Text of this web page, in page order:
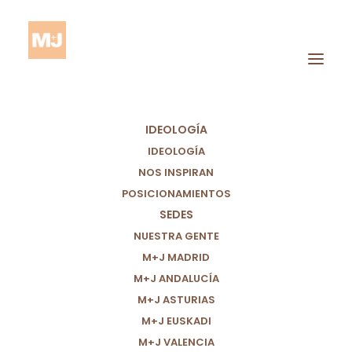
IDEOLOGÍA
IDEOLOGÍA
NOS INSPIRAN
POSICIONAMIENTOS
SEDES
NUESTRA GENTE
M+J MADRID
M+J ANDALUCÍA
M+J ASTURIAS
M+J EUSKADI
M+J VALENCIA
OPINA